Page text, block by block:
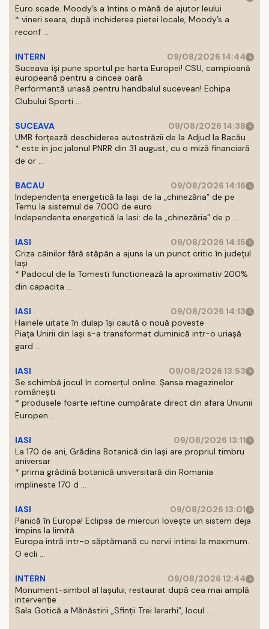
Euro scade. Moody’s a întins o mână de ajutor leului
* vineri seara, după inchiderea pietei locale, Moody’s a
reconf ...
INTERN
09/08/2026 14:44
Suceava își pune sportul pe harta Europei! CSU, campioană
europeană pentru a cincea oară
Performantă uriasă pentru handbalul sucevean! Echipa
Clubului Sporti ...
SUCEAVA
09/08/2026 14:38
UMB forțează deschiderea autostrăzii de la Adjud la Bacău
* este in joc jalonul PNRR din 31 august, cu o miză financiară
de or ...
BACAU
09/08/2026 14:16
Independența energetică la Iași: de la „chinezăria” de pe
Temu la sistemul de 7.000 de euro
Independenta energetică la Iasi: de la „chinezăria” de p ...
IASI
09/08/2026 14:15
Criza câinilor fără stăpân a ajuns la un punct critic în județul
Iași
* Padocul de la Tomesti functionează la aproximativ 200%
din capacita ...
IASI
09/08/2026 14:13
Hainele uitate în dulap îşi caută o nouă poveste
Piaţa Unirii din Iaşi s-a transformat duminică intr-o uriaşă
gard ...
IASI
09/08/2026 13:53
Se schimbă jocul în comerțul online. Șansa magazinelor
românești
* produsele foarte ieftine cumpărate direct din afara Uniunii
Europen ...
IASI
09/08/2026 13:11
La 170 de ani, Grădina Botanică din Iași are propriul timbru
aniversar
* prima grădină botanică universitară din Romania
implineste 170 d ...
IASI
09/08/2026 13:01
Panică în Europa! Eclipsa de miercuri lovește un sistem deja
împins la limită
Europa intră intr-o săptămană cu nervii intinsi la maximum.
O ecli ...
INTERN
09/08/2026 12:44
Monument-simbol al Iaşului, restaurat după cea mai amplă
intervenţie
Sala Gotică a Mănăstirii „Sfinţii Trei Ierarhi”, locul ...